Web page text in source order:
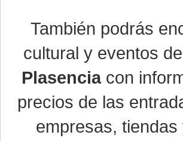
También podrás
cultural y eventos
Plasenciacon
precios de las
empresas,